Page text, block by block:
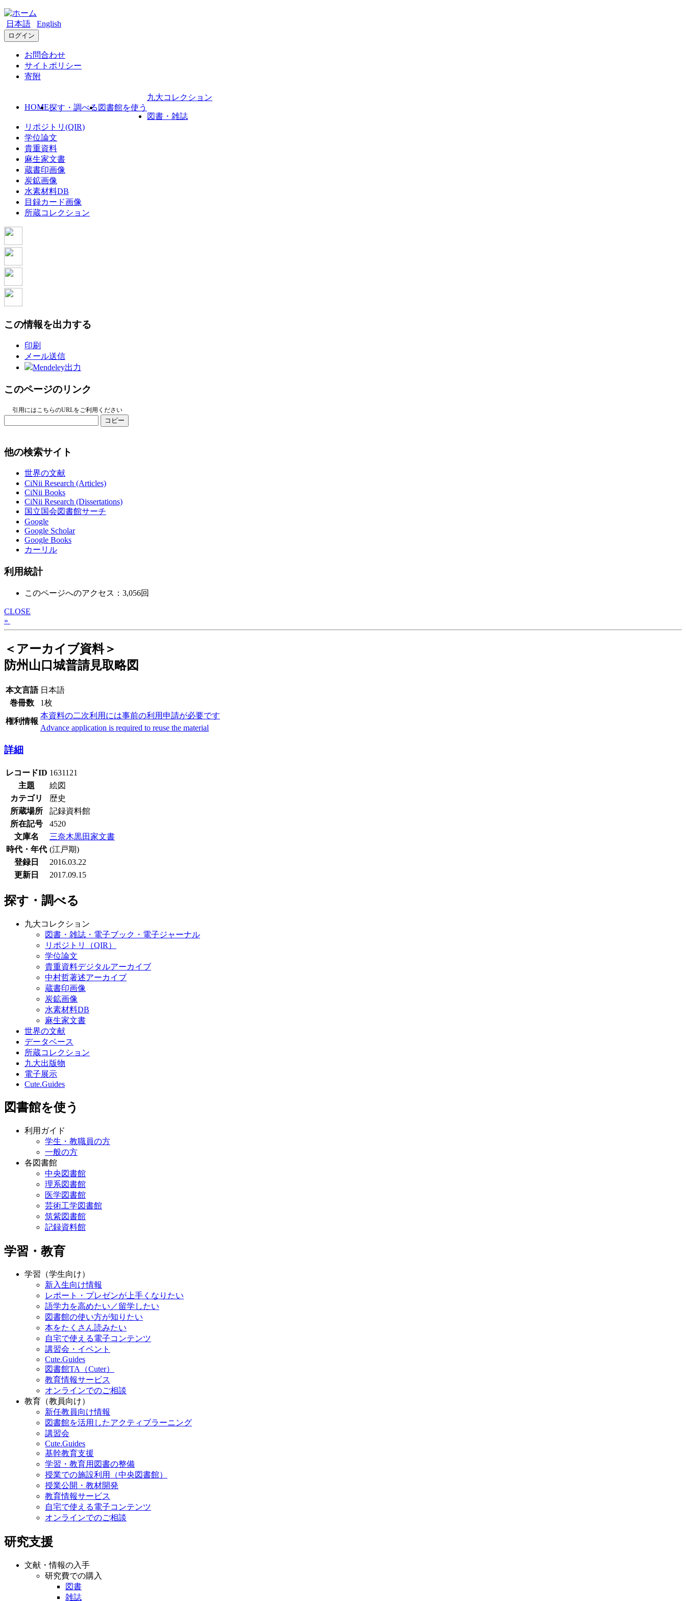
日本語 English
ログイン
お問合わせ
サイトポリシー
寄附
HOME探す・調べる 図書館を使う
九大コレクション
図書・雑誌
リポジトリ(QIR)
学位論文
貴重資料
麻生家文書
蔵書印画像
炭鉱画像
水素材料DB
目録カード画像
所蔵コレクション
この情報を出力する
印刷
メール送信
Mendeley出力
このページのリンク
引用にはこちらのURLをご利用ください
コピー
他の検索サイト
世界の文献
CiNii Research (Articles)
CiNii Books
CiNii Research (Dissertations)
国立国会図書館サーチ
Google
Google Scholar
Google Books
カーリル
利用統計
このページへのアクセス：3,056回
CLOSE
»
＜アーカイブ資料＞
防州山口城普請見取略図
本文言語 日本語
巻冊数
1枚
権利情報
本資料の二次利用には事前の利用申請が必要です
Advance application is required to reuse the material
詳細
レコードID 1631121
主題
絵図
カテゴリ
歴史
所蔵場所
記録資料館
所在記号
4520
文庫名
三奈木黒田家文書
時代・年代 (江戸期)
登録日
2016.03.22
更新日
2017.09.15
探す・調べる
九大コレクション
図書・雑誌・電子ブック・電子ジャーナル
リポジトリ（QIR）
学位論文
貴重資料デジタルアーカイブ
中村哲著述アーカイブ
蔵書印画像
炭鉱画像
水素材料DB
麻生家文書
世界の文献
データベース
所蔵コレクション
九大出版物
電子展示
Cute.Guides
図書館を使う
利用ガイド
学生・教職員の方
一般の方
各図書館
中央図書館
理系図書館
医学図書館
芸術工学図書館
筑紫図書館
記録資料館
学習・教育
学習（学生向け）
新入生向け情報
レポート・プレゼンが上手くなりたい
語学力を高めたい／留学したい
図書館の使い方が知りたい
本をたくさん読みたい
自宅で使える電子コンテンツ
講習会・イベント
Cute.Guides
図書館TA（Cuter）
教育情報サービス
オンラインでのご相談
教育（教員向け）
新任教員向け情報
図書館を活用したアクティブラーニング
講習会
Cute.Guides
基幹教育支援
学習・教育用図書の整備
授業での施設利用（中央図書館）
授業公開・教材開発
教育情報サービス
自宅で使える電子コンテンツ
オンラインでのご相談
研究支援
文献・情報の入手
研究費での購入
図書
雑誌